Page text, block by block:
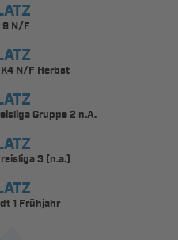
9 N/F
N/F Herbst
Gruppe 2 n.A.
3 (n.a.)
1 Frühjahr